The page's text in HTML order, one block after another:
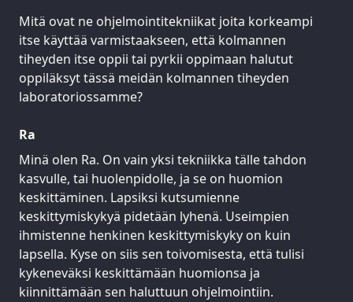
Mitä ovat ne ohjelmointitekniikat joita korkeampi
itse käyttää varmistaakseen, että kolmannen
tiheyden itse oppii tai pyrkii oppimaan halutut
oppiläksyt tässä meidän kolmannen tiheyden
laboratoriossamme?
Ra
Minä olen Ra. On vain yksi tekniikka tälle tahdon
kasvulle, tai huolenpidolle, ja se on huomion
keskittäminen. Lapsiksi kutsumienne
keskittymiskykyä pidetään lyhenä. Useimpien
ihmistenne henkinen keskittymiskyky on kuin
lapsella. Kyse on siis sen toivomisesta, että tulisi
kykeneväksi keskittämään huomionsa ja
kiinnittämään sen haluttuun ohjelmointiin.